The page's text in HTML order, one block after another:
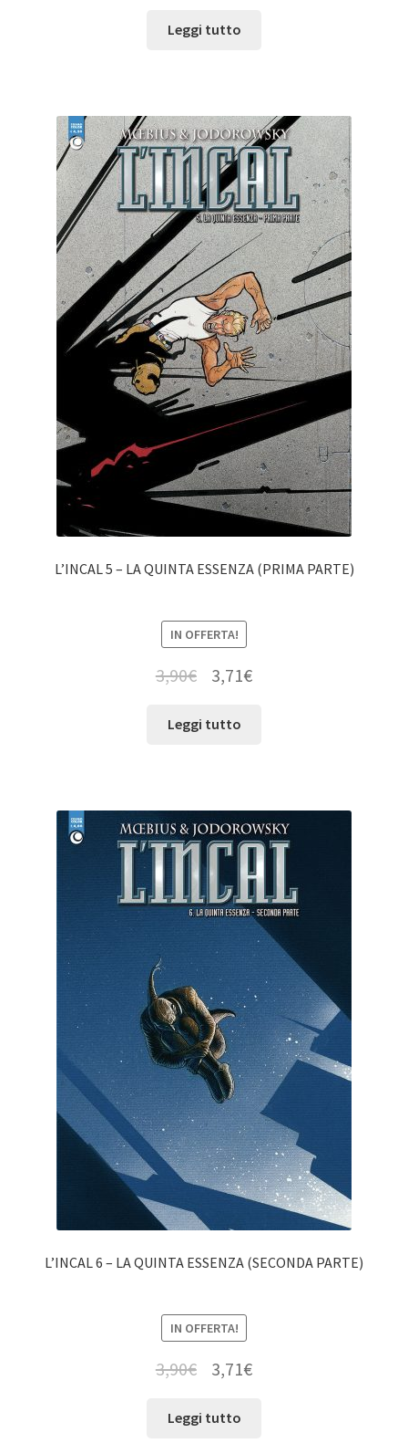
Leggi tutto
L’INCAL 5 – LA QUINTA ESSENZA (PRIMA PARTE)
IN OFFERTA!
3,90€ 3,71€
Leggi tutto
L’INCAL 6 – LA QUINTA ESSENZA (SECONDA PARTE)
IN OFFERTA!
3,90€ 3,71€
Leggi tutto